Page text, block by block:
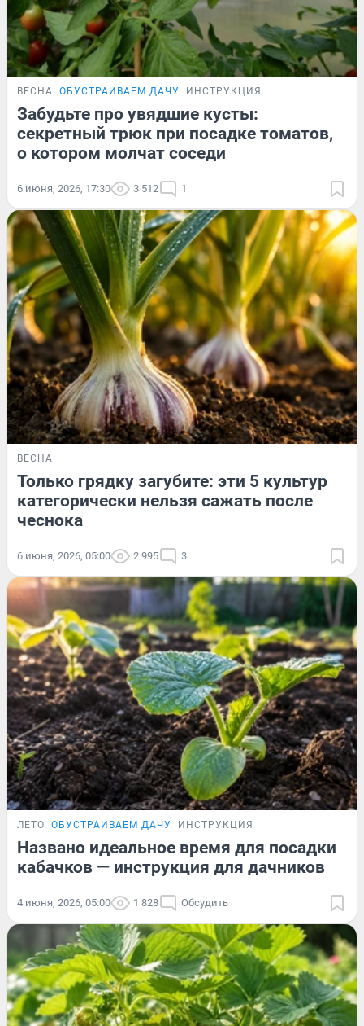
ВЕСНА ОБУСТРАИВАЕМ ДАЧУ ИНСТРУКЦИЯ
Забудьте про увядшие кусты:
секретный трюк при посадке томатов,
о котором молчат соседи
6 июня, 2026, 17:30 3 512 1
ВЕСНА
Только грядку загубите: эти 5 культур
категорически нельзя сажать после
чеснока
6 июня, 2026, 05:00 2 995 3
ЛЕТО ОБУСТРАИВАЕМ ДАЧУ ИНСТРУКЦИЯ
Названо идеальное время для посадки
кабачков — инструкция для дачников
4 июня, 2026, 05:00 1 828 Обсудить